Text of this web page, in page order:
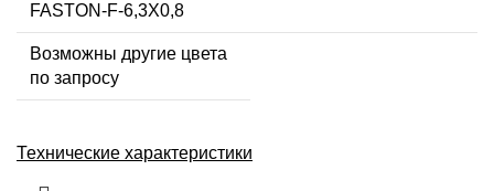
FASTON-F-6,3X0,8
Возможны другие цвета
по запросу
Технические характеристики